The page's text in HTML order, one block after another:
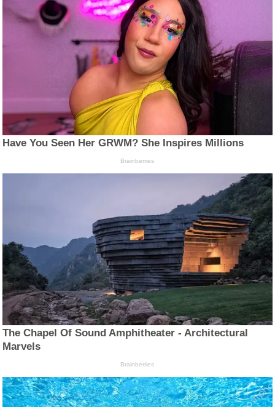
Have You Seen Her GRWM? She Inspires Millions
Brainberries
The Chapel Of Sound Amphitheater - Architectural
Marvels
Brainberries